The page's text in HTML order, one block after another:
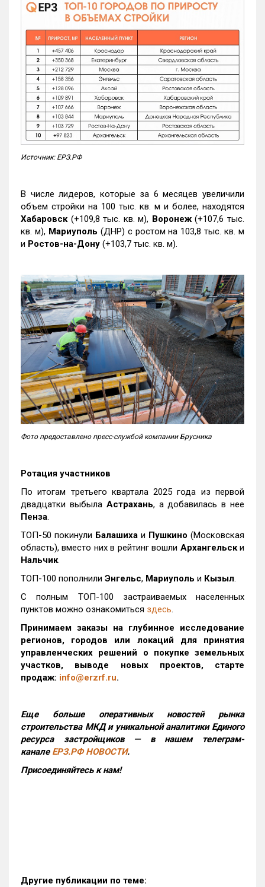
Источник: ЕРЗ.РФ
В числе лидеров, которые за 6 месяцев увеличили
объем стройки на 100 тыс. кв. м и более, находятся
Хабаровск (+109,8 тыс. кв. м), Воронеж(+107,6 тыс.
кв. м), Мариуполь (ДНР) с ростом на 103,8 тыс. кв. м
и Ростов-на-Дону (+103,7 тыс. кв. м).
Фото предоставлено пресс-службой компании Брусника
Ротация участников
По итогам третьего квартала 2025 года из первой
двадцатки выбыла Астрахань, а добавилась в нее
Пенза.
ТОП-50 покинули Балашиха и Пушкино (Московская
область), вместо них в рейтинг вошли Архангельски
Нальчик.
ТОП-100 пополнили Энгельс, Мариуполь и Кызыл.
С полным ТОП-100 застраиваемых населенных
пунктов можно ознакомиться здесь.
Принимаем заказы на глубинное исследование
регионов, городов или локаций для принятия
управленческих решений о покупке земельных
участков, выводе новых проектов, старте
продаж: info@erzrf.ru.
Еще больше оперативных новостей рынка
строительства МКД и уникальной аналитики Единого
ресурса застройщиков — в нашем телеграм-
канале ЕРЗ.РФ НОВОСТИ.
Присоединяйтесь к нам!
Другие публикации по теме: